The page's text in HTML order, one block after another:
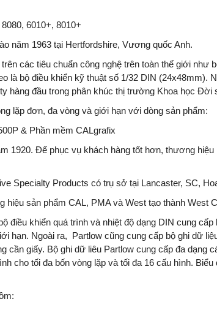
6010+, 8010+
năm 1963 tại Hertfordshire, Vương quốc Anh.
các tiêu chuẩn công nghệ trên toàn thế giới như
là bộ điều khiển kỹ thuật số 1/32 DIN (24x48mm).
hàng đầu trong phân khúc thị trường Khoa học Đời
lặp đơn, đa vòng và giới hạn với dòng sản phẩm:
& Phần mềm CALgrafix
1920. Để phục vụ khách hàng tốt hơn, thương
Specialty Products có trụ sở tại Lancaster, SC,
sản phẩm CAL, PMA và West tạo thành West
điều khiển quá trình và nhiệt độ dạng DIN cung
hạn. Ngoài ra, Partlow cũng cung cấp bộ ghi dữ
cần giấy. Bộ ghi dữ liêu Partlow cung cấp đa dạng
cho tối đa bốn vòng lặp và tối đa 16 cấu hình.